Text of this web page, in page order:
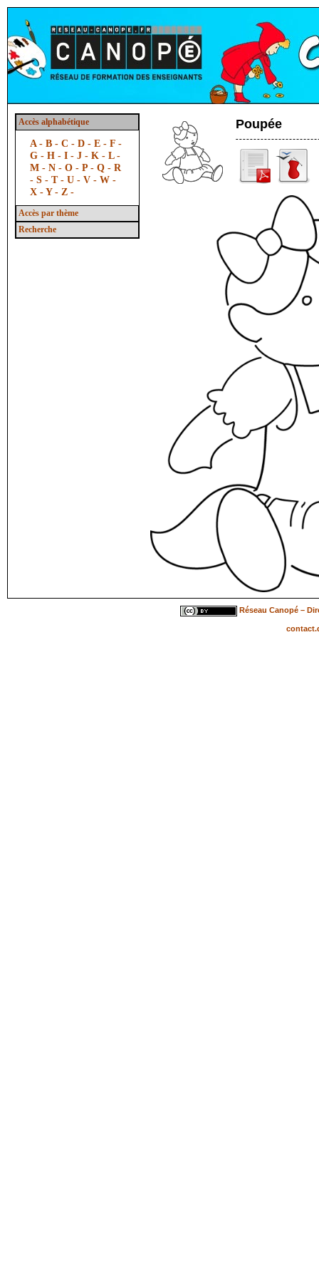
Accès alphabétique
A - B - C - D - E - F -
G - H - I - J - K - L -
M - N - O - P - Q - R
- S - T - U - V - W -
X -Y - Z -
Accès par thème
Recherche
Poupée
Réseau Canopé –